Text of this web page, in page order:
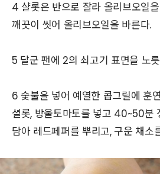
4 샬롯은 반으로 잘라 올리브오일
깨끗이 씻어 올리브오일을 바른다.
5 달군 팬에 2의 쇠고기 표면을 노
6 숯불을 넣어 예열한 콥그릴에 훈
셜롯, 방울토마토를 넣고 40~50분
담아 레드페퍼를 뿌리고, 구운 채소